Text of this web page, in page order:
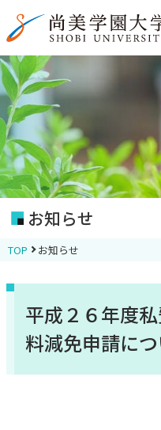
お知らせ
TOP お知らせ
平成２６年度
料減免申請に